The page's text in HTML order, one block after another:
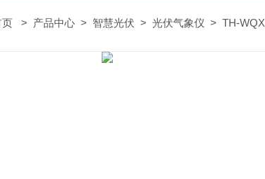
页 > 产品中心 > 智慧光伏 > 光伏气象仪 > TH-